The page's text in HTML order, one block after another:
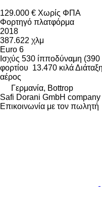
129.000 € Χωρίς ΦΠΑ
Φορτηγό πλατφόρμα
2018
387.622 χλμ
Euro 6
Ισχύς 530 ίπποδύναμη (390
φορτίου 13.470 κιλά
αέρος
Γερμανία, Bottrop
Safi Dorani GmbH company
Επικοινωνία με τον πωλητή